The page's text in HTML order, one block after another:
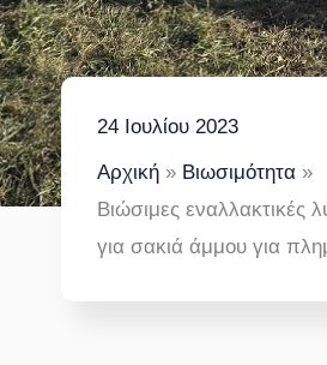
24 Ιουλίου 2023
Αρχική
Βιωσιμότητα
Βιώσιμες εναλλακτικές
για σακιά άμμου για